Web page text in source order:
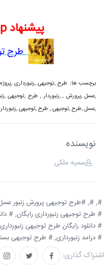
پیشنهاد newbp به شما
طرح
برچسب ها: طرح ,توجیهی ,زنبورداری ,پروژه
,عسل ,پرورش , ,زنبوردار , طرح ,توجیهی
,عسل ,طرح ,توجیهی , طرح ,توجیهی ,زنبورداری
نویسنده
سمیه ملکی
#,
#, #طرح توجیهی پرورش زنبور عسل
# طرح توجیهی زنبورداری رایگان,#
# دانلود رایگان طرح توجیهی
# درامد زنبورداری,# طرح توجیهی
اشتراک گذاری: